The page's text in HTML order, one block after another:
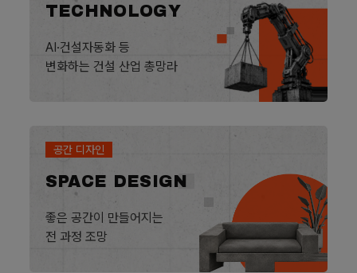
TECHNOLOGY
AI·건설자동화 등
변화하는 건설 산업 총망라
공간 디자인
SPACE DESIGN
좋은 공간이 만들어지는
전 과정 조망